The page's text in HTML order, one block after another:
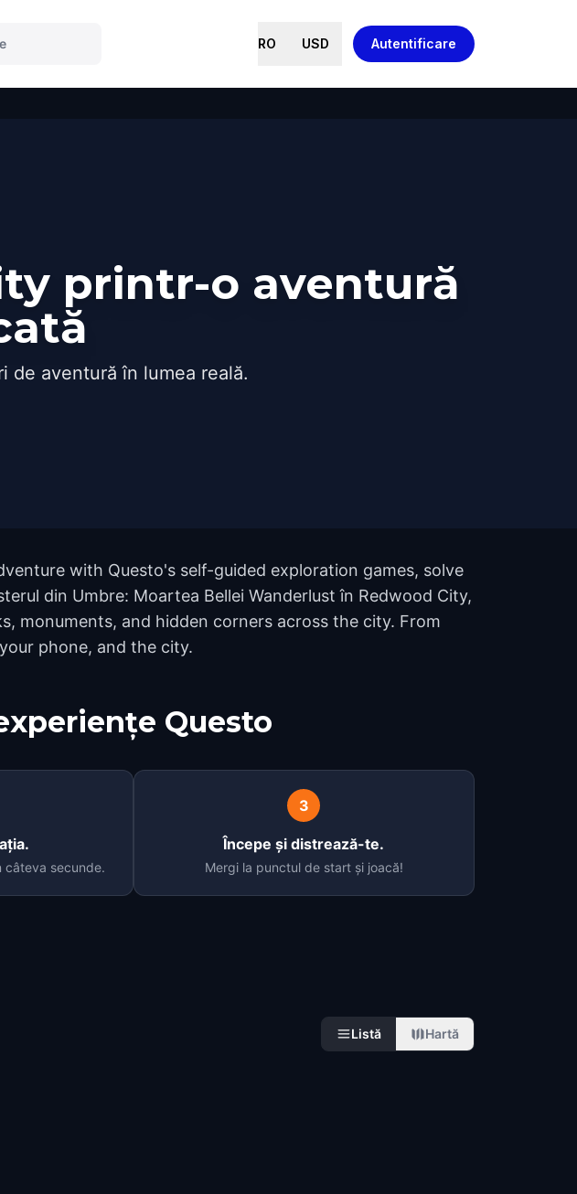
RO USD Autentificare
printr-o aventură
de aventură în lumea reală.
with Questo's self-guided exploration games, solve
din Umbre: Moartea Bellei Wanderlust în Redwood City,
monuments, and hidden corners across the city. From
phone, and the city.
Questo
câteva secunde.
3
Începe și distrează-te.
Mergi la punctul de start și joacă!
Listă Hartă